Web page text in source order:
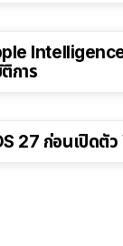
การ
27 ก่อนเปิดตั